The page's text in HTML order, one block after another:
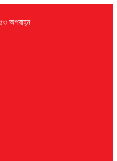
অপরাহ্ন